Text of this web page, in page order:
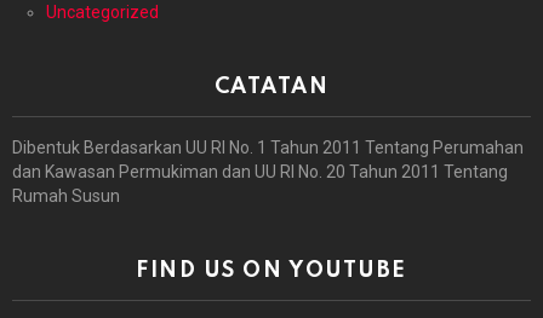
Uncategorized
CATATAN
Dibentuk Berdasarkan UU RI No. 1 Tahun 2011 Tentang Perumahan
dan Kawasan Permukiman dan UU RI No. 20 Tahun 2011 Tentang
Rumah Susun
FIND US ON YOUTUBE